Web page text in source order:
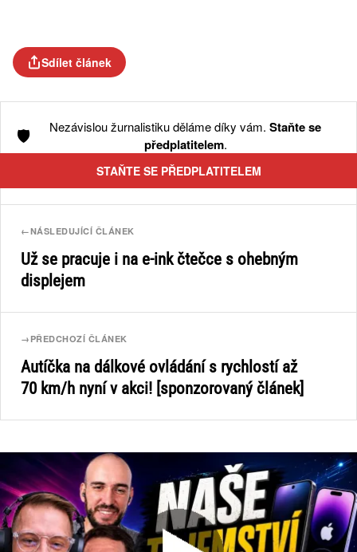
Sdílet článek
🛡️ Nezávislou žurnalistiku děláme díky vám. Staňte se
předplatitelem.
STAŇTE SE PŘEDPLATITELEM
←NÁSLEDUJÍCÍ ČLÁNEK
Už se pracuje i na e-ink čtečce s ohebným
displejem
→ PŘEDCHOZÍ ČLÁNEK
Autíčka na dálkové ovládání s rychlostí až
70 km/h nyní v akci! [sponzorovaný článek]